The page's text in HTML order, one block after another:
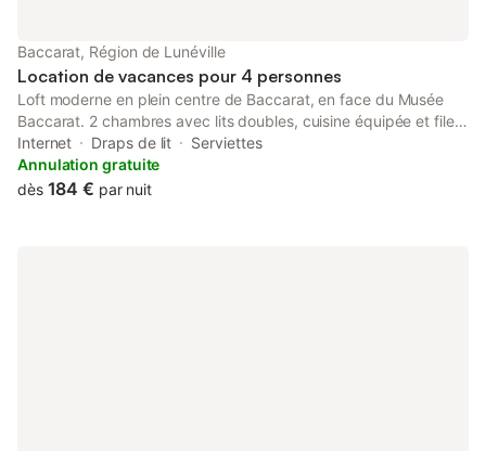
Baccarat, Région de Lunéville
Location de vacances pour 4 personnes
Loft moderne en plein centre de Baccarat, en face du Musée
Baccarat. 2 chambres avec lits doubles, cuisine équipée et filet
suspendu. En option: jacuzzi privé sur le toit pour un moment
unique sous les étoiles Idéal pour un week-end romantique, un
séjour en famille ou entre amis. Aux portes des Vosges: nature,
Internet Draps de lit
Serviettes
Annulation gratuite
dès 184 € par nuit